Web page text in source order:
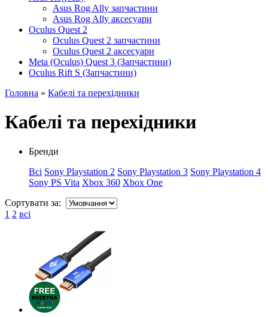
Asus Rog Ally запчастини
Asus Rog Ally аксесуари
Oculus Quest 2
Oculus Quest 2 запчастини
Oculus Quest 2 аксесуари
Meta (Oculus) Quest 3 (Запчастини)
Oculus Rift S (Запчастини)
Головна » Кабелі та перехідники
Кабелі та перехідники
Бренди
Всі Sony Playstation 2 Sony Playstation 3 Sony Playstation 4
Sony PS Vita Xbox 360 Xbox One
Сортувати за:
1 2 всі